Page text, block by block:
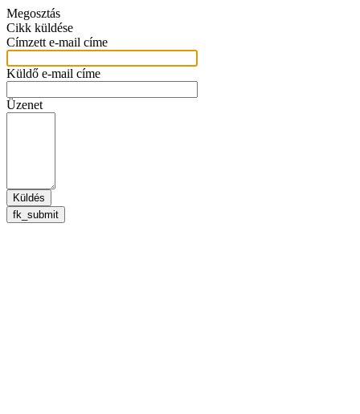
Megosztás
Cikk küldése
Címzett e-mail címe
Küldő e-mail címe
Üzenet